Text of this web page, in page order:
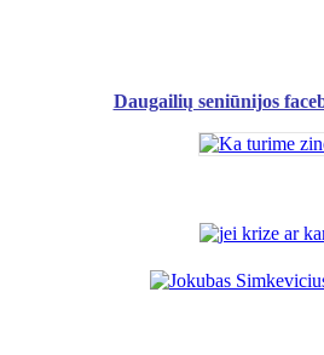
Daugailių seniūnijos